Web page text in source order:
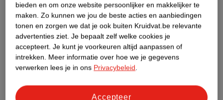
Nature Impact Score
Dit product heeft (nog) geen Nature
Impact Score.
Meer informatie
Bestel & Bezorginformatie
bieden en om onze website persoonlijker en makkelijker te
maken. Zo kunnen we jou de beste acties en aanbiedingen
tonen en zorgen we dat je ook buiten Kruidvat.be relevante
advertenties ziet. Je bepaalt zelf welke cookies je
accepteert. Je kunt je voorkeuren altijd aanpassen of
intrekken. Meer informatie over hoe we je gegevens
verwerken lees je in ons Privacybeleid.
Accepteer